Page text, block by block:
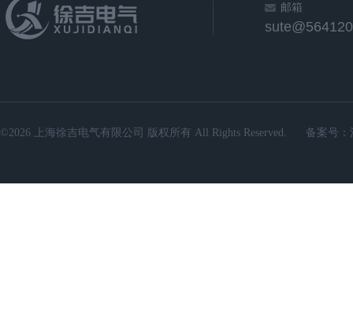
邮箱
©2026 上海徐吉电气有限公司 版权所有 All Rights Reserved. 备案号：